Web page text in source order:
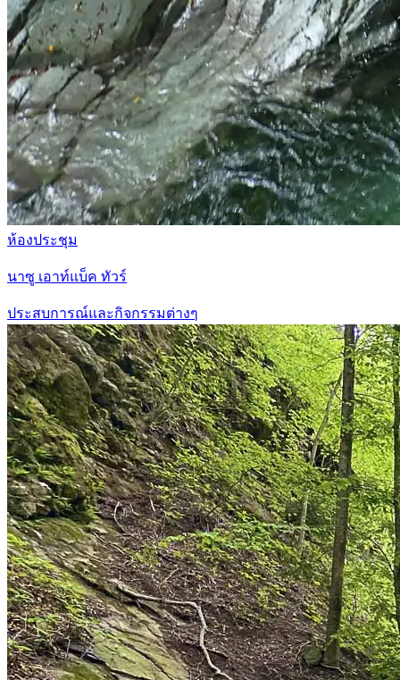
ห้องประชุม
นาซู เอาท์แบ็ค ทัวร์
ประสบการณ์และกิจกรรมต่างๆ